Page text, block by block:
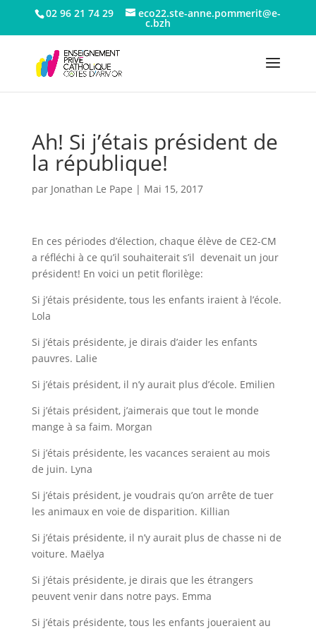
02 96 21 74 29 eco22.ste-anne.pommerit@e-
c.bzh
Ah! Si j’étais président de
la république!
par Jonathan Le Pape | Mai 15, 2017
En ces périodes d’élection, chaque élève de CE2-CM
a réfléchi à ce qu’il souhaiterait s’il devenait un jour
président! En voici un petit florilège:
Si j’étais présidente, tous les enfants iraient à l’école.
Lola
Si j’étais présidente, je dirais d’aider les enfants
pauvres. Lalie
Si j’étais président, il n’y aurait plus d’école. Emilien
Si j’étais président, j’aimerais que tout le monde
mange à sa faim. Morgan
Si j’étais présidente, les vacances seraient au mois
de juin. Lyna
Si j’étais président, je voudrais qu’on arrête de tuer
les animaux en voie de disparition. Killian
Si j’étais présidente, il n’y aurait plus de chasse ni de
voiture. Maëlya
Si j’étais présidente, je dirais que les étrangers
peuvent venir dans notre pays. Emma
Si j’étais présidente, tous les enfants joueraient au